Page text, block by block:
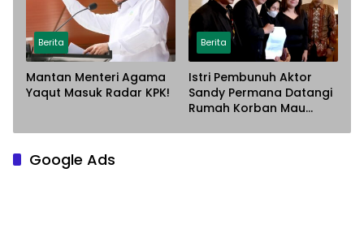
Berita
Mantan Menteri Agama
Yaqut Masuk Radar KPK!
Berita
Istri Pembunuh Aktor
Sandy Permana Datangi
Rumah Korban Mau
Google Ads